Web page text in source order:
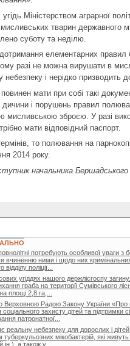
Міністерством аграрної
мисливських тварин
суботу та неділю.
елементарних
разі не можна вирушати в
і нерідко призводить
мати при собі такі
дичини і порушень правил
мисливською зброєю. У разі
мати відповідний паспорт.
то полювання на
2014 року.
начальника Бершадського
потребують особливої уваги
вчиненню ними і щодо них
поліції...
угіддях нашого держлісгоспу
граба на території Сумівського
площі 2,8 га,...
Верховною Радою Закону України «Про
захисту дітей та підтримки
патронатної...
реальну небезпеку для дорослих і
туберкульозних мікобактерій, які
ін.), а також у...